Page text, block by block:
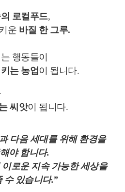
로컬푸드,
운 바질 한 그루.
행동들이
는 농업 이 됩니다.
씨앗이 됩니다.
다음 세대를 위해 환경을
야 합니다.
로운 지속 가능한 세상을
수 있습니다.”